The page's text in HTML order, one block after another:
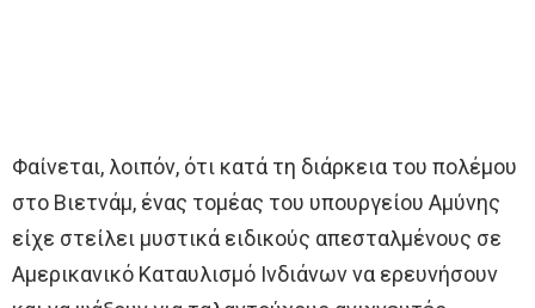
Φαίνεται, λοιπόν, ότι κατά τη διάρκεια του πολέμου
στο Βιετνάμ, ένας τομέας του υπουργείου Αμύνης
είχε στείλει μυστικά ειδικούς απεσταλμένους σε
Αμερικανικό Καταυλισμό Ινδιάνων να ερευνήσουν